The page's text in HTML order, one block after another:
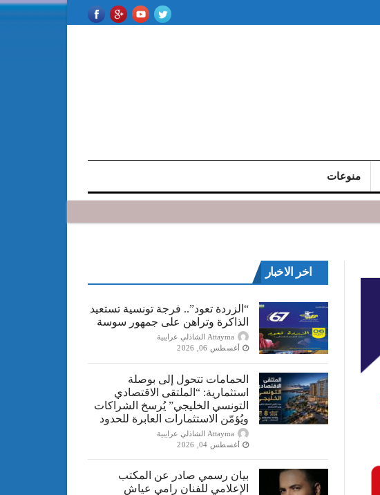
منوعات
اخر الاخبار
“الزردة تعود”.. فرجة تونسية تستعيد
الذاكرة وتراهن على جمهور سوسة
Attayma الشاذلي عرايبية
أغسطس 06, 2026
الحمامات تتحول إلى بوصلة
استثمارية: “الملتقى الاقتصادي
التونسي الخليجي” يُرسخ الشراكات
ويُؤمّن الاستثمارات العابرة للحدود
Attayma الشاذلي عرايبية
أغسطس 04, 2026
بيان رسمي صادر عن المكتب
الإعلامي للفنان رامي عياش